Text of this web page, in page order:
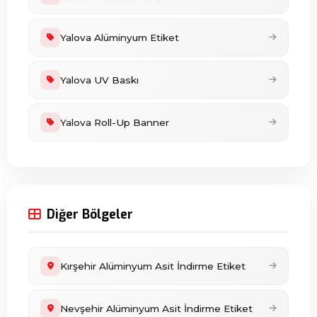
Yalova Alüminyum Etiket
Yalova UV Baskı
Yalova Roll-Up Banner
Diğer Bölgeler
Kırşehir Alüminyum Asit İndirme Etiket
Nevşehir Alüminyum Asit İndirme Etiket